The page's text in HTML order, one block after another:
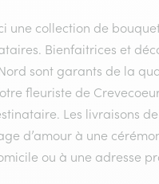
une collection de
Bienfaitrices et
sont garants de la
fleuriste de
Les livraisons
d’amour à une
ou à une adresse